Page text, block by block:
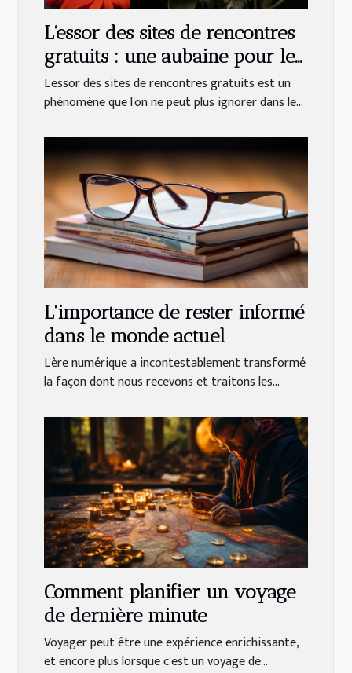
L'essor des sites de rencontres
gratuits : une aubaine pour les
célibataires
L'essor des sites de rencontres gratuits est un
phénomène que l'on ne peut plus ignorer dans le...
L'importance de rester informé
dans le monde actuel
L'ère numérique a incontestablement transformé
la façon dont nous recevons et traitons les...
Comment planifier un voyage
de dernière minute
Voyager peut être une expérience enrichissante,
et encore plus lorsque c'est un voyage de...